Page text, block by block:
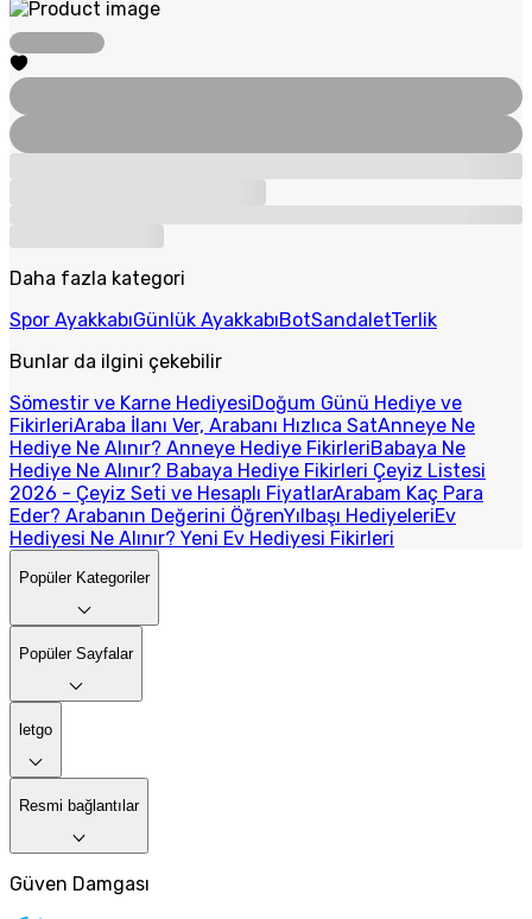
Daha fazla kategori
Spor AyakkabıGünlük AyakkabıBotSandaletTerlik
Bunlar da ilgini çekebilir
Sömestir ve Karne HediyesiDoğum Günü Hediye ve
FikirleriAraba İlanı Ver, Arabanı Hızlıca SatAnneye Ne
Hediye Ne Alınır? Anneye Hediye FikirleriBabaya Ne
Hediye Ne Alınır? Babaya Hediye Fikirleri Çeyiz Listesi
2026 - Çeyiz Seti ve Hesaplı FiyatlarArabam Kaç Para
Eder? Arabanın Değerini ÖğrenYılbaşı HediyeleriEv
Hediyesi Ne Alınır? Yeni Ev Hediyesi Fikirleri
Popüler Kategoriler
Popüler Sayfalar
letgo
Resmi bağlantılar
Güven Damgası